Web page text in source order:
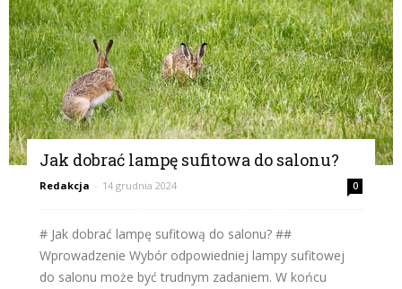
Jak dobrać lampę sufitowa do salonu?
Redakcja - 14 grudnia 2024 0
# Jak dobrać lampę sufitową do salonu? ##
Wprowadzenie Wybór odpowiedniej lampy sufitowej
do salonu może być trudnym zadaniem. W końcu